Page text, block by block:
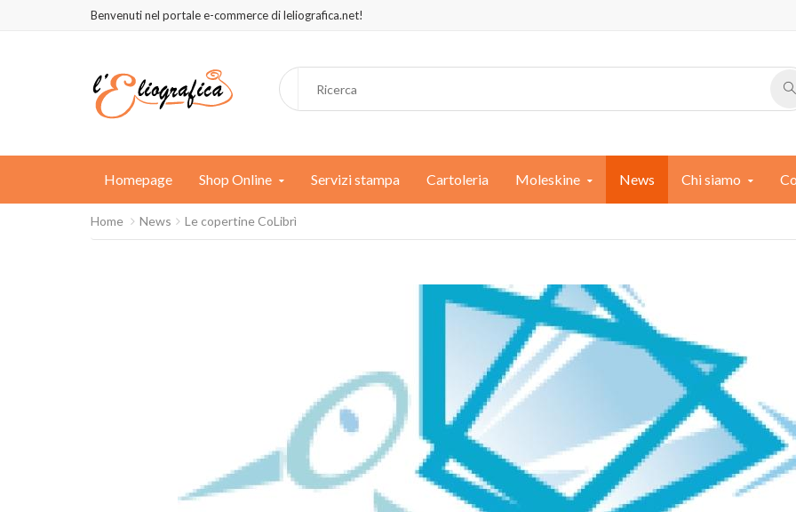
Benvenuti nel portale e-commerce di leliografica.net!
Homepage Shop Online Servizi stampa Cartoleria Moleskine News Chi siamo
Home News Le copertine CoLibrì